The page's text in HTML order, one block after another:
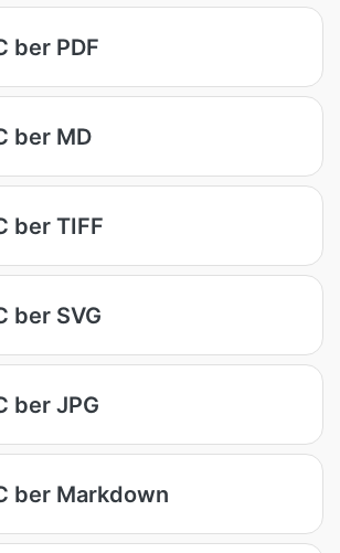
ber PDF
ber MD
ber TIFF
ber SVG
ber JPG
ber Markdown